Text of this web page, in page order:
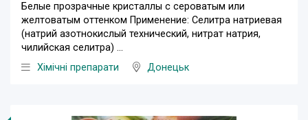
Белые прозрачные кристаллы с сероватым или
желтоватым оттенком Применение: Селитра натриевая
(натрий азотнокислый технический, нитрат натрия,
чилийская селитра) ...
Хімічні препарати
Донецьк